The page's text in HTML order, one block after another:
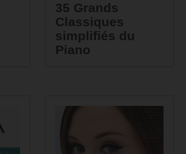
35 Grands
Classiques
simplifiés du
Piano